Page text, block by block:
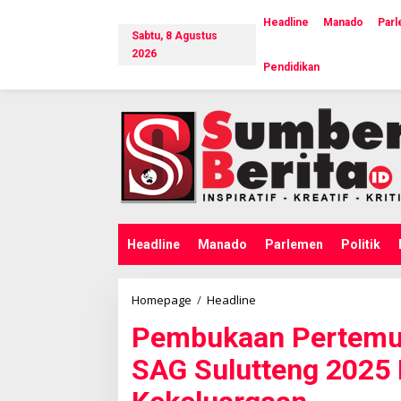
i
Sabtu, 8 Agustus
2026
Headline Manado
Pendidikan
Headline Manado Parlemen Politik
Homepage / Headline
m
b
u
k
a
Pembukaan
SAG Sulutteng